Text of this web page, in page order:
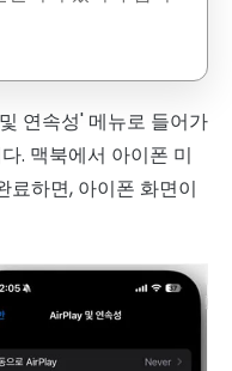
연속성' 메뉴로 들어가
. 맥북에서 아이폰 미
료하면, 아이폰 화면이